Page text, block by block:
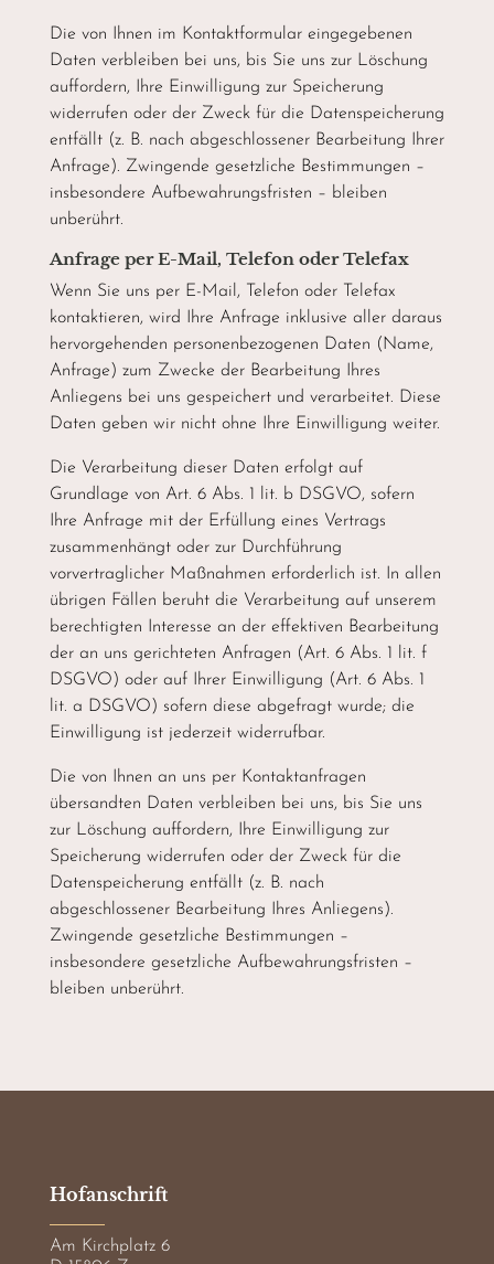
Die von Ihnen im Kontaktformular eingegebenen
Daten verbleiben bei uns, bis Sie uns zur Löschung
auffordern, Ihre Einwilligung zur Speicherung
widerrufen oder der Zweck für die Datenspeicherung
entfällt (z. B. nach abgeschlossener Bearbeitung Ihrer
Anfrage). Zwingende gesetzliche Bestimmungen –
insbesondere Aufbewahrungsfristen – bleiben
unberührt.
Anfrage per E-Mail, Telefon oder Telefax
Wenn Sie uns per E-Mail, Telefon oder Telefax
kontaktieren, wird Ihre Anfrage inklusive aller daraus
hervorgehenden personenbezogenen Daten (Name,
Anfrage) zum Zwecke der Bearbeitung Ihres
Anliegens bei uns gespeichert und verarbeitet. Diese
Daten geben wir nicht ohne Ihre Einwilligung weiter.
Die Verarbeitung dieser Daten erfolgt auf
Grundlage von Art. 6 Abs. 1 lit. b DSGVO, sofern
Ihre Anfrage mit der Erfüllung eines Vertrags
zusammenhängt oder zur Durchführung
vorvertraglicher Maßnahmen erforderlich ist. In allen
übrigen Fällen beruht die Verarbeitung auf unserem
berechtigten Interesse an der effektiven Bearbeitung
der an uns gerichteten Anfragen (Art. 6 Abs. 1 lit. f
DSGVO) oder auf Ihrer Einwilligung (Art. 6 Abs. 1
lit. a DSGVO) sofern diese abgefragt wurde; die
Einwilligung ist jederzeit widerrufbar.
Die von Ihnen an uns per Kontaktanfragen
übersandten Daten verbleiben bei uns, bis Sie uns
zur Löschung auffordern, Ihre Einwilligung zur
Speicherung widerrufen oder der Zweck für die
Datenspeicherung entfällt (z. B. nach
abgeschlossener Bearbeitung Ihres Anliegens).
Zwingende gesetzliche Bestimmungen –
insbesondere gesetzliche Aufbewahrungsfristen –
bleiben unberührt.
Hofanschrift
Am Kirchplatz 6